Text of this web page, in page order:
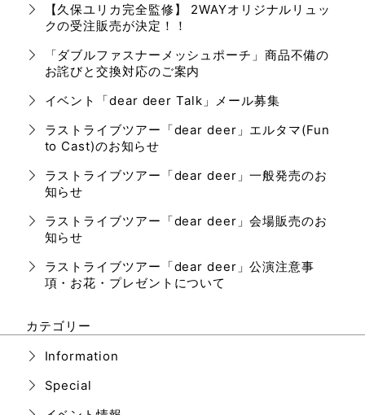
【久保ユリカ完全監修】 2WAYオリジナルリュッ
クの受注販売が決定！！
「ダブルファスナーメッシュポーチ」商品不備の
お詫びと交換対応のご案内
イベント「dear deer Talk」メール募集
ラストライブツアー「dear deer」エルタマ(Fun
to Cast)のお知らせ
ラストライブツアー「dear deer」一般発売のお
知らせ
ラストライブツアー「dear deer」会場販売のお
知らせ
ラストライブツアー「dear deer」公演注意事
項・お花・プレゼントについて
カテゴリー
Information
Special